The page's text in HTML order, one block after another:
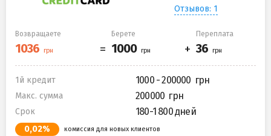
Отзывов: 1
Возвращаете Берете Переплата
1й кредит 1000 - 200000
Макс. сумма 200000
Срок 180-1 800 дней
0,02% комиссия для новых клиентов